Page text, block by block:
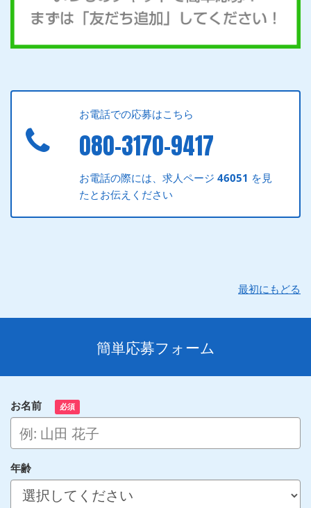
お電話での応募はこちら
080-3170-9417
お電話の際には、求人ページ46051 を見
たとお伝えください
最初にもどる
簡単応募フォーム
お名前 必須
年齢